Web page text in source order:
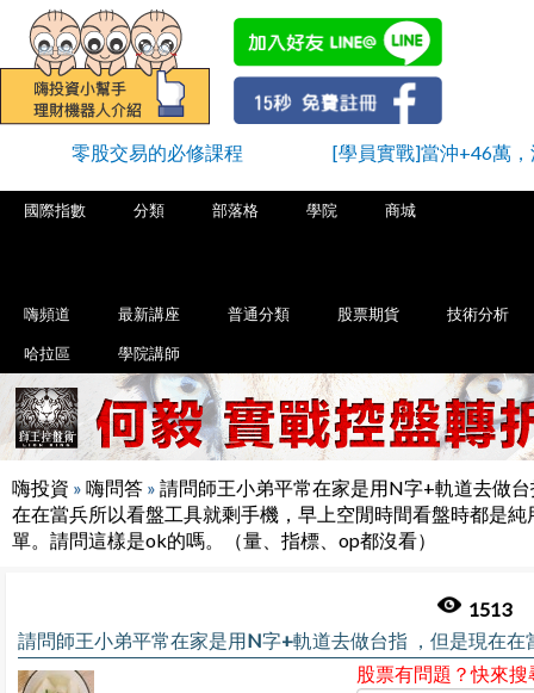
零股交易的必修課程 [學員實戰]當沖+46萬
國際指數 分類 部落格 學院 商城
嗨頻道 最新講座 普通分類 股票期貨 技術分析
哈拉區 學院講師
嗨投資 » 嗨問答 » 請問師王小弟平常在家是用N字+軌道去做
在在當兵所以看盤工具就剩手機，早上空閒時間看盤時都是純
單。請問這樣是ok的嗎。（量、指標、op都沒看）
1513
股票有問題？快來搜